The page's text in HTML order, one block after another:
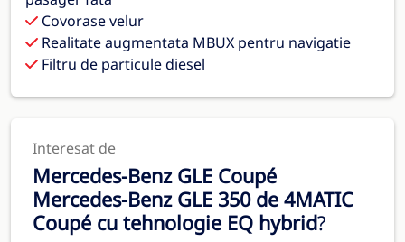
Covorase velur
Realitate augmentata MBUX pentru navigatie
Filtru de particule diesel
Interesat de
Mercedes-Benz GLE Coupé
Mercedes-Benz GLE 350 de 4MATIC
Coupé cu tehnologie EQ hybrid?